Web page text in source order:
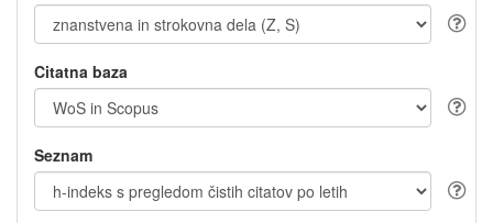
Citatna baza
Seznam